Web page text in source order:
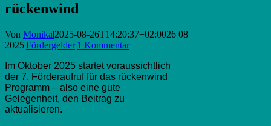
Bild
rückenwind
Von Monika|2025-08-26T14:20:37+02:0026 08
2025|Fördergelder|1 Kommentar
Im Oktober 2025 startet voraussichtlich
der 7. Förderaufruf für das rückenwind
Programm – also eine gute
Gelegenheit, den Beitrag zu
aktualisieren.